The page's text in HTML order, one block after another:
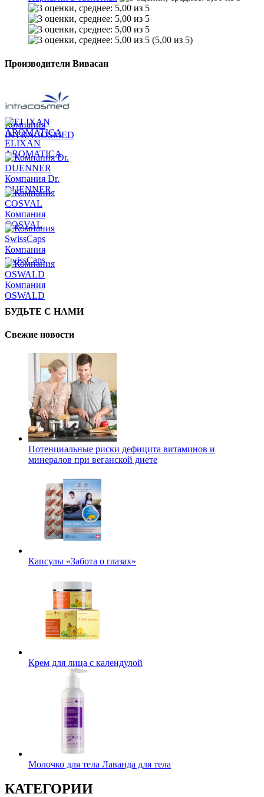
(5,00 из 5)
Производители Вивасан
Компания
INTRACOSMED
ELIXAN
AROMATICA
Компания Dr.
DUENNER
Компания
COSVAL
Компания
SwissCaps
Компания
OSWALD
БУДЬТЕ С НАМИ
Свежие новости
Потенциальные риски дефицита витаминов и
минералов при веганской диете
Капсулы «Забота о глазах»
Крем для лица с календулой
Молочко для тела Лаванда для тела
КАТЕГОРИИ